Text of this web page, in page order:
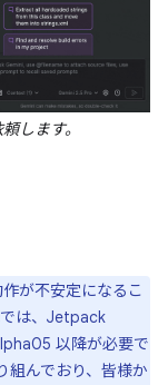
します。
が不安定になるこ
は、Jetpack
以降が必要で
組んでおり、皆様か